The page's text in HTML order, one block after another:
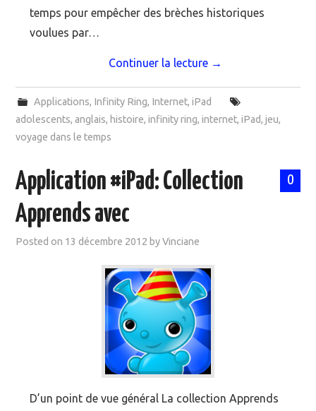
temps pour empêcher des brèches historiques
voulues par…
Continuer la lecture →
Applications, Infinity Ring, Internet, iPad
adolescents,anglais, histoire,infinity ring,internet,iPad,jeu,
voyage dans le temps
0
Application #iPad: Collection
Apprends avec
Posted on 13 décembre 2012 byVinciane
D’un point de vue général La collection Apprends